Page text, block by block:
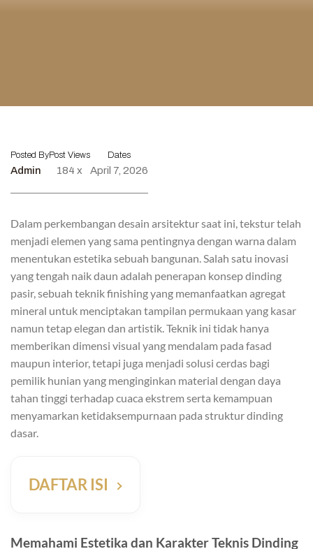
Posted By
Admin
Post Views
184 x
Dates
April 7, 2026
Dalam perkembangan desain arsitektur saat ini, tekstur telah
menjadi elemen yang sama pentingnya dengan warna dalam
menentukan estetika sebuah bangunan. Salah satu inovasi
yang tengah naik daun adalah penerapan konsep dinding
pasir, sebuah teknik finishing yang memanfaatkan agregat
mineral untuk menciptakan tampilan permukaan yang kasar
namun tetap elegan dan artistik. Teknik ini tidak hanya
memberikan dimensi visual yang mendalam pada fasad
maupun interior, tetapi juga menjadi solusi cerdas bagi
pemilik hunian yang menginginkan material dengan daya
tahan tinggi terhadap cuaca ekstrem serta kemampuan
menyamarkan ketidaksempurnaan pada struktur dinding
dasar.
DAFTAR ISI
Memahami Estetika dan Karakter Teknis Dinding